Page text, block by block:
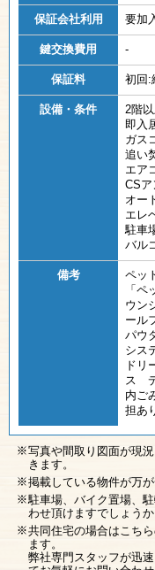
保証会社利用 要加
鍵交換費用 -
保証料 初回:
設備・条件 2階
即入
ガス
追い
エア
CSア
オー
エレ
駐車
バル
備考
ペッ
「
ウン
ール
パウ
シス
ドリ
ス
内ご
担あ
写真や間取り図面が現
きます。
掲載している物件が万
駐車場、バイク置場、
わせ頂けますでしょうか
共同住宅の場合はこち
ます。
弊社専門スタッフが迅